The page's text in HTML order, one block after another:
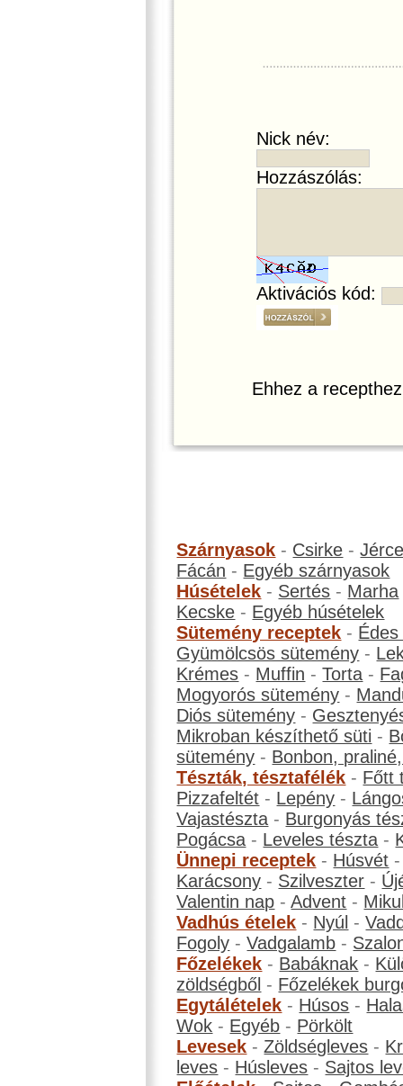
Nick név:
Hozzászólás:
Aktivációs kód:
Ehhez a
Szárnyasok - Csirke -
Fácán - Egyéb szárnyasok
Húsételek - Sertés - Marha
Kecske - Egyéb húsételek
Sütemény receptek -
Gyümölcsös sütemény -
Krémes - Muffin -Torta -
Mogyorós sütemény -
Diós sütemény -
Mikroban készíthető süti -
sütemény - Bonbon,
Tészták, tésztafélék - Főtt
Pizzafeltét - Lepény -
Vajastészta - Burgonyás
Pogácsa - Leveles tészta -
Ünnepi receptek - Húsvét
Karácsony - Szilveszter -
Valentin nap -Advent -
Vadhús ételek - Nyúl -
Fogoly -Vadgalamb -
Főzelékek - Babáknak -
zöldségből - Főzelékek
Egytálételek - Húsos -
Wok - Egyéb - Pörkölt
Levesek -Zöldségleves -
leves - Húsleves - Sajtos